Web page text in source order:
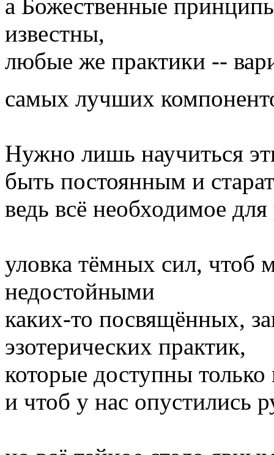
а Божественные
известны,
любые же практики --
самых лучших
Нужно лишь научиться
быть постоянным и
ведь всё необходимое
уловка тёмных сил, чтоб
недостойными
каких-то посвящённых,
эзотерических практик,
которые доступны
и чтоб у нас опустились